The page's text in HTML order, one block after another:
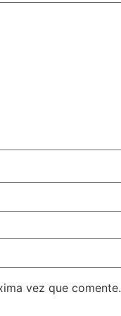
vez que comente.